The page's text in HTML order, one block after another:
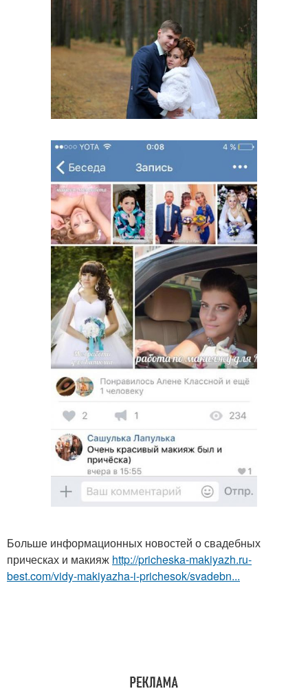
Больше информационных новостей о свадебных
прическах и макияж http://pricheska-makiyazh.ru-
best.com/vidy-makiyazha-i-prichesok/svadebn...